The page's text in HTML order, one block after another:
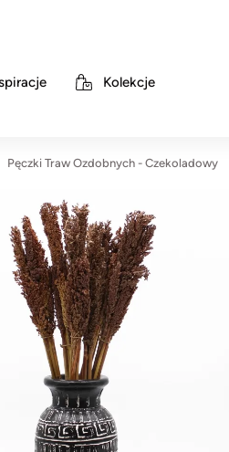
Kolekcje
Pęczki Traw Ozdobnych - Czekoladowy